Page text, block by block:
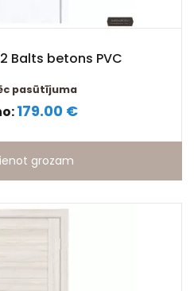
Balts betons PVC
pasūtījuma
179.00 €
grozam